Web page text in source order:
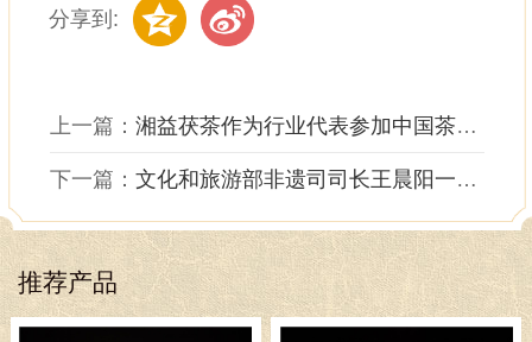
分享到:
上一篇：湘益茯茶作为行业代表参加中国茶·2021..
下一篇：文化和旅游部非遗司司长王晨阳一行来公..
推荐产品